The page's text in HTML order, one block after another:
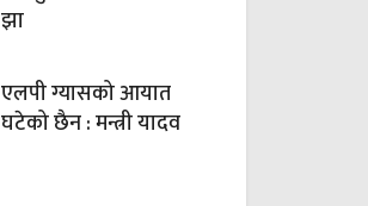
झा
एलपी ग्यासको आयात
घटेको छैन : मन्त्री यादव